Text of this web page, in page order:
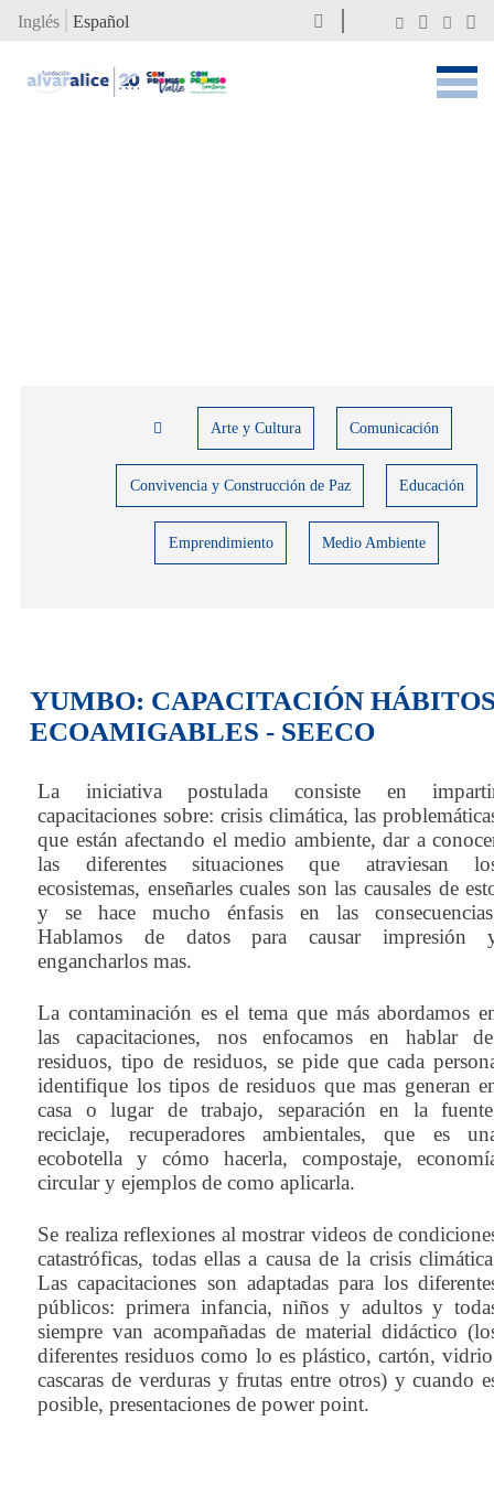
Inglés Español
Arte y Cultura Comunicación
Convivencia y Construcción de Paz Educación
Emprendimiento Medio Ambiente
YUMBO: CAPACITACIÓN
ECOAMIGABLES - SEECO
La iniciativa postulada consiste en
capacitaciones sobre: crisis climática, las
que están afectando el medio ambiente, dar a
las diferentes situaciones que atraviesan
ecosistemas, enseñarles cuales son las causales de
y se hace mucho énfasis en las
Hablamos de datos para causar impresión
engancharlos mas.
La contaminación es el tema que más abordamos
las capacitaciones, nos enfocamos en hablar
residuos, tipo de residuos, se pide que cada
identifique los tipos de residuos que mas generan
casa o lugar de trabajo, separación en la
reciclaje, recuperadores ambientales, que es
ecobotella y cómo hacerla, compostaje,
circular y ejemplos de como aplicarla.
Se realiza reflexiones al mostrar videos de
catastróficas, todas ellas a causa de la crisis
Las capacitaciones son adaptadas para los
públicos: primera infancia, niños y adultos y
siempre van acompañadas de material didáctico
diferentes residuos como lo es plástico, cartón,
cascaras de verduras y frutas entre otros) y cuando
posible, presentaciones de power point.